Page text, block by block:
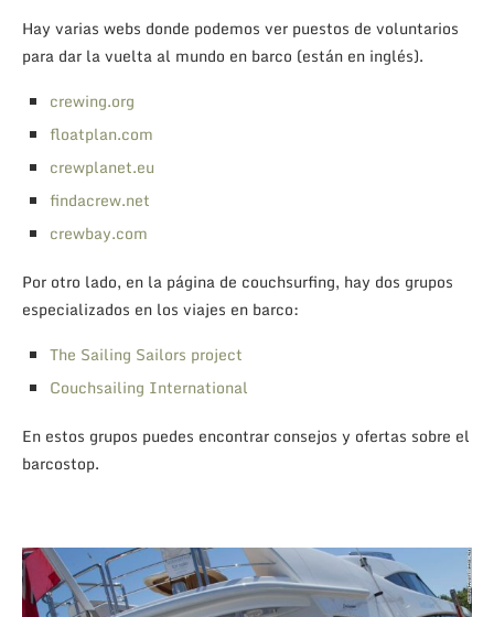
Hay varias webs donde podemos ver puestos de voluntarios
para dar la vuelta al mundo en barco (están en inglés).
crewing.org
floatplan.com
crewplanet.eu
findacrew.net
crewbay.com
Por otro lado, en la página de couchsurfing, hay dos grupos
especializados en los viajes en barco:
The Sailing Sailors project
Couchsailing International
En estos grupos puedes encontrar consejos y ofertas sobre el
barcostop.